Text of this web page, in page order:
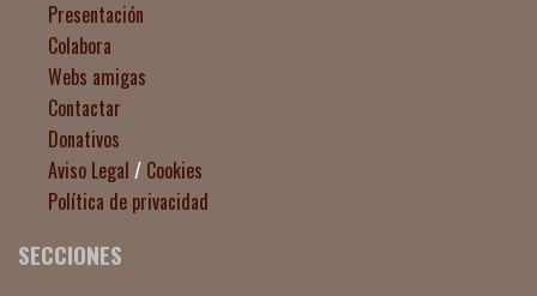
Presentación
Colabora
Webs amigas
Contactar
Donativos
Aviso Legal / Cookies
Política de privacidad
SECCIONES